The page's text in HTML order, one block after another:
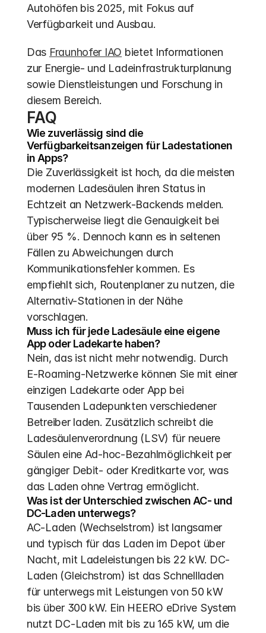
Autohöfen bis 2025, mit Fokus auf
Verfügbarkeit und Ausbau.
Das Fraunhofer IAO bietet Informationen
zur Energie- und Ladeinfrastrukturplanung
sowie Dienstleistungen und Forschung in
diesem Bereich.
FAQ
Wie zuverlässig sind die
Verfügbarkeitsanzeigen für Ladestationen
in Apps?
Die Zuverlässigkeit ist hoch, da die meisten
modernen Ladesäulen ihren Status in
Echtzeit an Netzwerk-Backends melden.
Typischerweise liegt die Genauigkeit bei
über 95 %. Dennoch kann es in seltenen
Fällen zu Abweichungen durch
Kommunikationsfehler kommen. Es
empfiehlt sich, Routenplaner zu nutzen, die
Alternativ-Stationen in der Nähe
vorschlagen.
Muss ich für jede Ladesäule eine eigene
App oder Ladekarte haben?
Nein, das ist nicht mehr notwendig. Durch
E-Roaming-Netzwerke können Sie mit einer
einzigen Ladekarte oder App bei
Tausenden Ladepunkten verschiedener
Betreiber laden. Zusätzlich schreibt die
Ladesäulenverordnung (LSV) für neuere
Säulen eine Ad-hoc-Bezahlmöglichkeit per
gängiger Debit- oder Kreditkarte vor, was
das Laden ohne Vertrag ermöglicht.
Was ist der Unterschied zwischen AC- und
DC-Laden unterwegs?
AC-Laden (Wechselstrom) ist langsamer
und typisch für das Laden im Depot über
Nacht, mit Ladeleistungen bis 22 kW. DC-
Laden (Gleichstrom) ist das Schnellladen
für unterwegs mit Leistungen von 50 kW
bis über 300 kW. Ein HEERO eDrive System
nutzt DC-Laden mit bis zu 165 kW, um die